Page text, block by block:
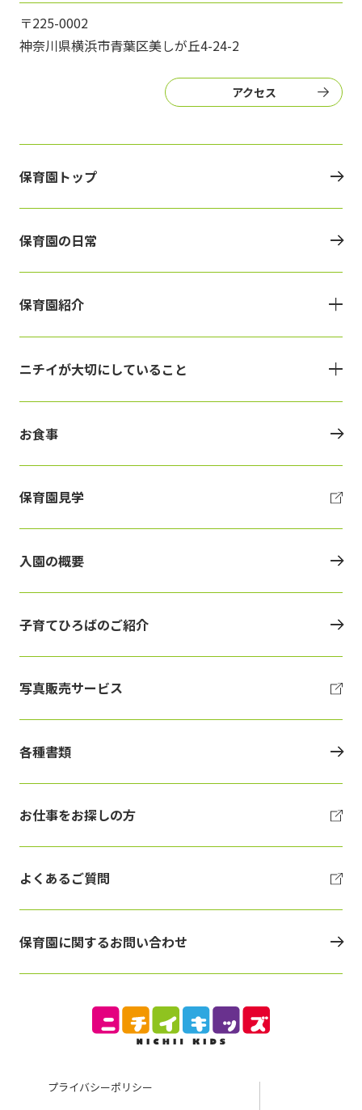
プライバシーポリシー
〒225-0002
神奈川県横浜市青葉区美しが丘4-24-2
アクセス
保育園トップ
保育園の日常
保育園紹介
ニチイが大切にしていること
お食事
保育園見学
入園の概要
子育てひろばのご紹介
写真販売サービス
各種書類
お仕事をお探しの方
よくあるご質問
保育園に関するお問い合わせ